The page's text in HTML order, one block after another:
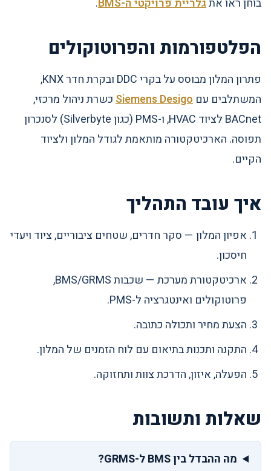
בוחן ראו אתגלריית פרויקטי ה-BMS .
הפלטפורמות והפרוטוקולים
פתרון המלון מבוסס על בקרי DDC ובקרת חדר KNX,
המשתלבים עם Siemens Desigoכשרת ניהול מרכזי,
BACnet לציוד HVAC, ו-PMS (כגון Silverbyte) לסנכרון
תפוסה. הארכיטקטורה מותאמת לגודל המלון ולציוד
הקיים.
איך עובד התהליך
אפיון המלון — סקר חדרים, שטחים ציבוריים, ציוד ויעדי
חיסכון.
ארכיטקטורת מערכת — שכבות BMS/GRMS,
פרוטוקולים ואינטגרציה ל-PMS.
הצעת מחיר ותכולה כתובה.
התקנה ותכנות בתיאום עם לוח הזמנים של המלון.
הפעלה, איזון, הדרכת צוות ותחזוקה.
שאלות ותשובות
מה ההבדל בין BMS ל-GRMS?